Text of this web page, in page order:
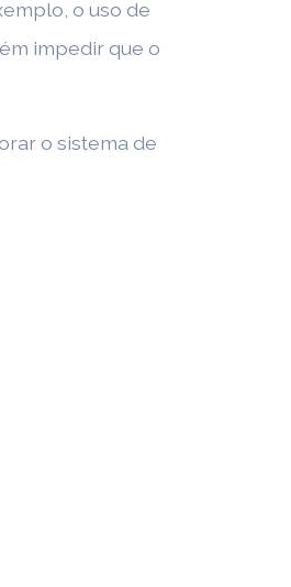
o uso de
impedir que o
o sistema de